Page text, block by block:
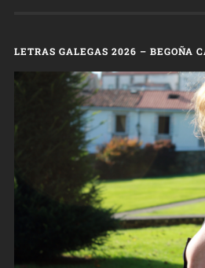
LETRAS GALEGAS 2026 – BEGOÑA